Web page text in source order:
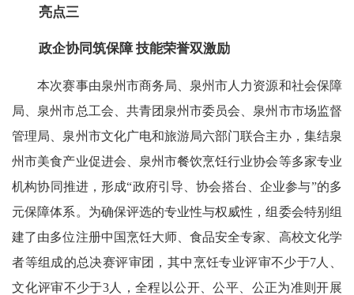
亮点三
政企协同筑保障 技能荣誉双激励
本次赛事由泉州市商务局、泉州市人力资源和社会保障
局、泉州市总工会、共青团泉州市委员会、泉州市市场监督
管理局、泉州市文化广电和旅游局六部门联合主办，集结泉
州市美食产业促进会、泉州市餐饮烹饪行业协会等多家专业
机构协同推进，形成“政府引导、协会搭台、企业参与”的多
元保障体系。为确保评选的专业性与权威性，组委会特别组
建了由多位注册中国烹饪大师、食品安全专家、高校文化学
者等组成的总决赛评审团，其中烹饪专业评审不少于7人、
文化评审不少于3人，全程以公开、公平、公正为准则开展